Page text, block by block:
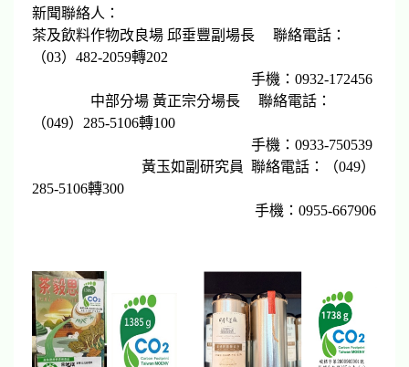
新聞聯絡人：
茶及飲料作物改良場 邱垂豐副場長 聯絡電話：
（03）482-2059轉202
手機：0932-172456
中部分場 黃正宗分場長 聯絡電話：
（049）285-5106轉100
手機：0933-750539
黃玉如副研究員 聯絡電話：（049）
285-5106轉300
手機：0955-667906